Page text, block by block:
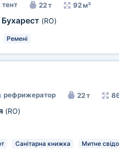
тент 22 т 92 м³
Бухарест (RO)
Ремені
рефрижератор 22 т
(RO)
Санітарна книжка Митне